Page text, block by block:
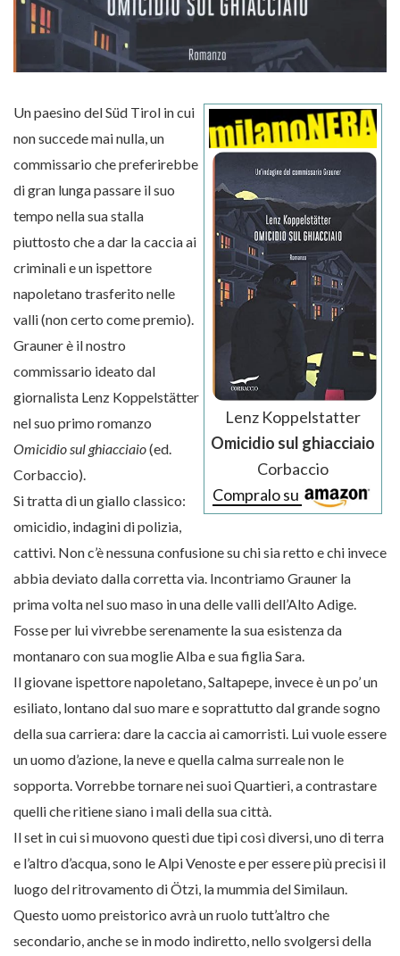
Lenz Koppelstatter
Omicidio sul ghiacciaio
Corbaccio
Compralo su
Un paesino del Süd Tirol in cui
non succede mai nulla, un
commissario che preferirebbe
di gran lunga passare il suo
tempo nella sua stalla
piuttosto che a dar la caccia ai
criminali e un ispettore
napoletano trasferito nelle
valli (non certo come premio).
Grauner è il nostro
commissario ideato dal
giornalista Lenz Koppelstätter
nel suo primo romanzo
Omicidio sul ghiacciaio(ed.
Corbaccio).
Si tratta di un giallo classico:
omicidio, indagini di polizia,
cattivi. Non c’è nessuna confusione su chi sia retto e chi invece
abbia deviato dalla corretta via. Incontriamo Grauner la
prima volta nel suo maso in una delle valli dell’Alto Adige.
Fosse per lui vivrebbe serenamente la sua esistenza da
montanaro con sua moglie Alba e sua figlia Sara.
Il giovane ispettore napoletano, Saltapepe, invece è un po’ un
esiliato, lontano dal suo mare e soprattutto dal grande sogno
della sua carriera: dare la caccia ai camorristi. Lui vuole essere
un uomo d’azione, la neve e quella calma surreale non le
sopporta. Vorrebbe tornare nei suoi Quartieri, a contrastare
quelli che ritiene siano i mali della sua città.
Il set in cui si muovono questi due tipi così diversi, uno di terra
e l’altro d’acqua, sono le Alpi Venoste e per essere più precisi il
luogo del ritrovamento di Ötzi, la mummia del Similaun.
Questo uomo preistorico avrà un ruolo tutt’altro che
secondario, anche se in modo indiretto, nello svolgersi della